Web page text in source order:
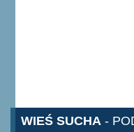
WIEŚ SUCHA -